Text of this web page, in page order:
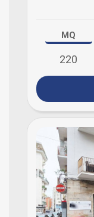
MQ
220